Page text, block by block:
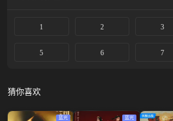
1 2 3
5 6 7
猜你喜欢
蓝光 蓝光